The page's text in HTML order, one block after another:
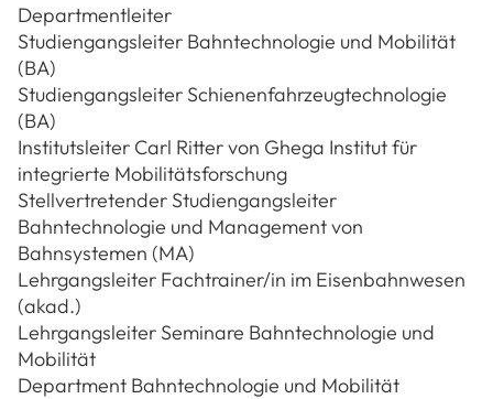
Departmentleiter
Studiengangsleiter Bahntechnologie und Mobilität
(BA)
Studiengangsleiter Schienenfahrzeugtechnologie
(BA)
Institutsleiter Carl Ritter von Ghega Institut für
integrierte Mobilitätsforschung
Stellvertretender Studiengangsleiter
Bahntechnologie und Management von
Bahnsystemen (MA)
Lehrgangsleiter Fachtrainer/in im Eisenbahnwesen
(akad.)
Lehrgangsleiter Seminare Bahntechnologie und
Mobilität
Department Bahntechnologie und Mobilität